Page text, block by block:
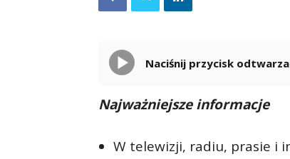
Naciśnij przycisk
Najważniejsze informacje
W telewizji, radiu, prasie i